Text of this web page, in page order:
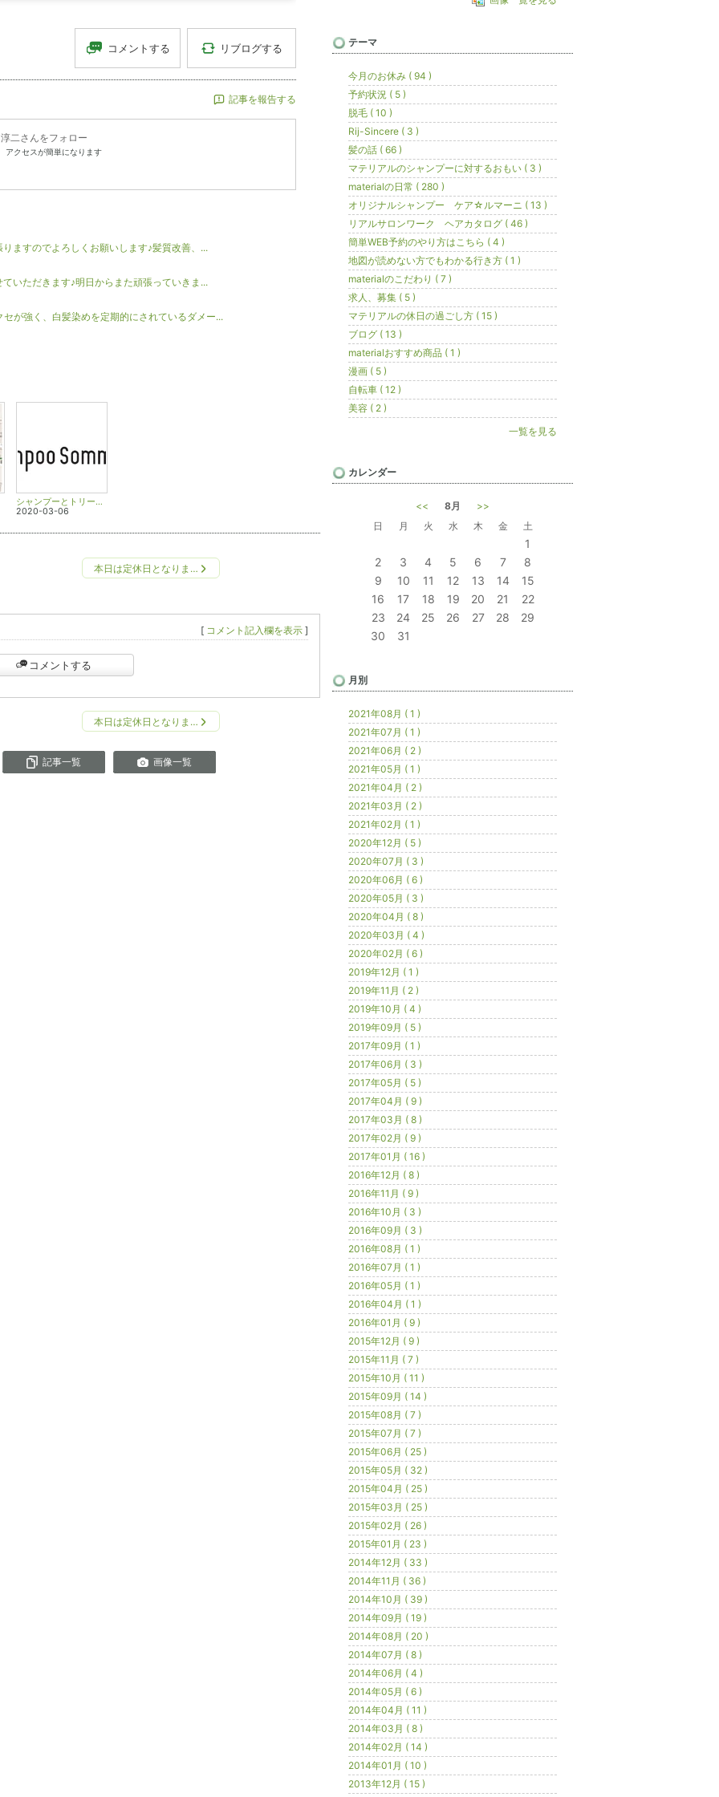
コメントする リブログする
記事を報告する
二さんをフォロー
アクセスが簡単になります
ますのでよろしくお願いします♪髪質改善、...
いただきます♪明日からまた頑張っていきま...
が強く、白髪染めを定期的にされているダメー...
シャンプーとトリートメントは同じメーカーの物を使ったほうが良いの？
2020-03-06
本日は定休日となりま…
[ コメント記入欄を表示 ]
コメントする
本日は定休日となりま…
記事一覧 画像一覧
テーマ
今月のお休み ( 94 )
予約状況 ( 5 )
脱毛 ( 10 )
Rij-Sincere ( 3 )
髪の話 ( 66 )
マテリアルのシャンプーに対するおもい ( 3 )
materialの日常 ( 280 )
オリジナルシャンプー ケア☆ルマーニ ( 13 )
リアルサロンワーク ヘアカタログ ( 46 )
簡単WEB予約のやり方はこちら ( 4 )
地図が読めない方でもわかる行き方 ( 1 )
materialのこだわり ( 7 )
求人、募集 ( 5 )
マテリアルの休日の過ごし方 ( 15 )
ブログ ( 13 )
materialおすすめ商品 ( 1 )
漫画 ( 5 )
自転車 ( 12 )
美容 ( 2 )
一覧を見る
カレンダー
<< 8月
>>
日
月 火 水 木 金 土
1
2
3 4 5 6 7
8
9
10 11 12 13 14
15
16
17 18 19 20 21
22
23
24 25 26 27 28
29
30
31
月別
2021年08月 ( 1 )
2021年07月 ( 1 )
2021年06月 ( 2 )
2021年05月 ( 1 )
2021年04月 ( 2 )
2021年03月 ( 2 )
2021年02月 ( 1 )
2020年12月 ( 5 )
2020年07月 ( 3 )
2020年06月 ( 6 )
2020年05月 ( 3 )
2020年04月 ( 8 )
2020年03月 ( 4 )
2020年02月 ( 6 )
2019年12月 ( 1 )
2019年11月 ( 2 )
2019年10月 ( 4 )
2019年09月 ( 5 )
2017年09月 ( 1 )
2017年06月 ( 3 )
2017年05月 ( 5 )
2017年04月 ( 9 )
2017年03月 ( 8 )
2017年02月 ( 9 )
2017年01月 ( 16 )
2016年12月 ( 8 )
2016年11月 ( 9 )
2016年10月 ( 3 )
2016年09月 ( 3 )
2016年08月 ( 1 )
2016年07月 ( 1 )
2016年05月 ( 1 )
2016年04月 ( 1 )
2016年01月 ( 9 )
2015年12月 ( 9 )
2015年11月 ( 7 )
2015年10月 ( 11 )
2015年09月 ( 14 )
2015年08月 ( 7 )
2015年07月 ( 7 )
2015年06月 ( 25 )
2015年05月 ( 32 )
2015年04月 ( 25 )
2015年03月 ( 25 )
2015年02月 ( 26 )
2015年01月 ( 23 )
2014年12月 ( 33 )
2014年11月 ( 36 )
2014年10月 ( 39 )
2014年09月 ( 19 )
2014年08月 ( 20 )
2014年07月 ( 8 )
2014年06月 ( 4 )
2014年05月 ( 6 )
2014年04月 ( 11 )
2014年03月 ( 8 )
2014年02月 ( 14 )
2014年01月 ( 10 )
2013年12月 ( 15 )